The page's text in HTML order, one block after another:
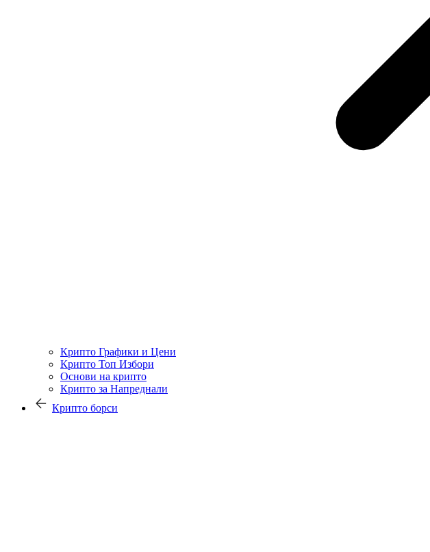
Крипто Графики и Цени
Крипто Топ Избори
Основи на крипто
Крипто за Напреднали
Крипто борси